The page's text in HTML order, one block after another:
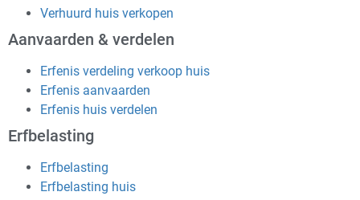
Verhuurd huis verkopen
Aanvaarden & verdelen
Erfenis verdeling verkoop huis
Erfenis aanvaarden
Erfenis huis verdelen
Erfbelasting
Erfbelasting
Erfbelasting huis